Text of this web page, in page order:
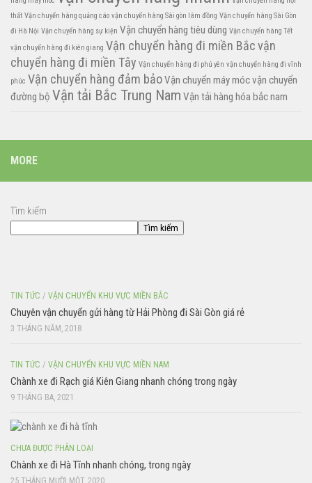
thất Vận chuyển hàng quảng cáo vận chuyển hàng Sài gòn lâm đồng Vận chuyển hàng Sài Gòn
đi Hà Nội Vận chuyển hàng sự kiện Vận chuyển hàng tiêu dùng Vận chuyển hàng Tết
vận chuyển hàng đi kiên giang Vận chuyển hàng đi miền Bắcvận
chuyển hàng đi miền Tây Vận chuyển hàng đi phú yên vận chuyển hàng đi vĩnh
phúc Vận chuyển hàng đảm bảoVận chuyển máy mócvận chuyển
đường bộ Vận tải Bắc Trung Nam Vận tải hàng hóa bắc nam
MORE
Tìm kiếm
Tìm kiếm
TIN TỨC / VẬN CHUYỂN KHU VỰC MIỀN BẮC
Chuyên vận chuyển gửi hàng từ Hải Phòng đi Sài Gòn giá rẻ
3 THÁNG NĂM, 2018
TIN TỨC / VẬN CHUYỂN KHU VỰC MIỀN NAM
Chành xe đi Rạch giá Kiên Giang nhanh chóng trong ngày
9 THÁNG BA, 2021
CHƯA ĐƯỢC PHÂN LOẠI
Chành xe đi Hà Tĩnh nhanh chóng, trong ngày
25 THÁNG MƯỜI MỘT, 2020